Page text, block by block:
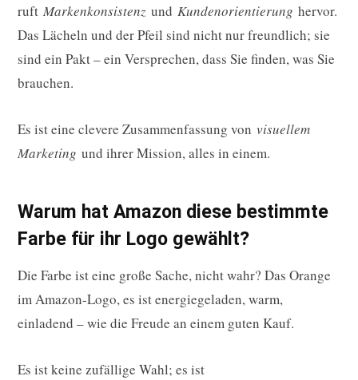
ruft Markenkonsistenz und Kundenorientierung hervor.
Das Lächeln und der Pfeil sind nicht nur freundlich; sie
sind ein Pakt – ein Versprechen, dass Sie finden, was Sie
brauchen.
Es ist eine clevere Zusammenfassung von visuellem
Marketing und ihrer Mission, alles in einem.
Warum hat Amazon diese bestimmte
Farbe für ihr Logo gewählt?
Die Farbe ist eine große Sache, nicht wahr? Das Orange
im Amazon-Logo, es ist energiegeladen, warm,
einladend – wie die Freude an einem guten Kauf.
Es ist keine zufällige Wahl; es ist